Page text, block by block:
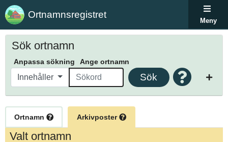
Ortnamnsregistret
Meny
Sök ortnamn
Anpassa sökning Ange ortnamn
Innehåller Sök
Ortnamn Arkivposter
Valt ortnamn